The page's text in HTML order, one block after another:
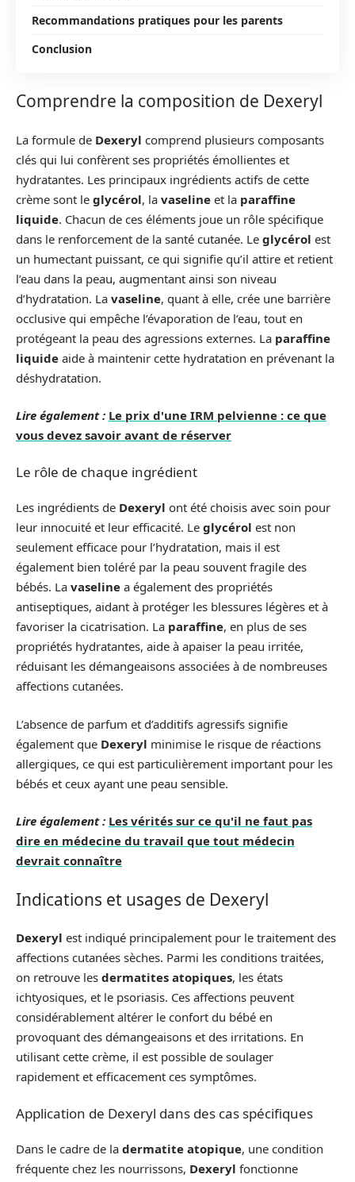
Recommandations pratiques pour les parents
Conclusion
Comprendre la composition de Dexeryl
La formule de Dexeryl comprend plusieurs composants
clés qui lui confèrent ses propriétés émollientes et
hydratantes. Les principaux ingrédients actifs de cette
crème sont le glycérol, la vaseline et la paraffine
liquide. Chacun de ces éléments joue un rôle spécifique
dans le renforcement de la santé cutanée. Le glycérol est
un humectant puissant, ce qui signifie qu’il attire et retient
l’eau dans la peau, augmentant ainsi son niveau
d’hydratation. La vaseline, quant à elle, crée une barrière
occlusive qui empêche l’évaporation de l’eau, tout en
protégeant la peau des agressions externes. La paraffine
liquide aide à maintenir cette hydratation en prévenant la
déshydratation.
Lire également : Le prix d'une IRM pelvienne : ce que
vous devez savoir avant de réserver
Le rôle de chaque ingrédient
Les ingrédients de Dexeryl ont été choisis avec soin pour
leur innocuité et leur efficacité. Le glycérol est non
seulement efficace pour l’hydratation, mais il est
également bien toléré par la peau souvent fragile des
bébés. La vaseline a également des propriétés
antiseptiques, aidant à protéger les blessures légères et à
favoriser la cicatrisation. La paraffine, en plus de ses
propriétés hydratantes, aide à apaiser la peau irritée,
réduisant les démangeaisons associées à de nombreuses
affections cutanées.
L’absence de parfum et d’additifs agressifs signifie
également que Dexeryl minimise le risque de réactions
allergiques, ce qui est particulièrement important pour les
bébés et ceux ayant une peau sensible.
Lire également : Les vérités sur ce qu'il ne faut pas
dire en médecine du travail que tout médecin
devrait connaître
Indications et usages de Dexeryl
Dexeryl est indiqué principalement pour le traitement des
affections cutanées sèches. Parmi les conditions traitées,
on retrouve les dermatites atopiques, les états
ichtyosiques, et le psoriasis. Ces affections peuvent
considérablement altérer le confort du bébé en
provoquant des démangeaisons et des irritations. En
utilisant cette crème, il est possible de soulager
rapidement et efficacement ces symptômes.
Application de Dexeryl dans des cas spécifiques
Dans le cadre de la dermatite atopique, une condition
fréquente chez les nourrissons, Dexeryl fonctionne